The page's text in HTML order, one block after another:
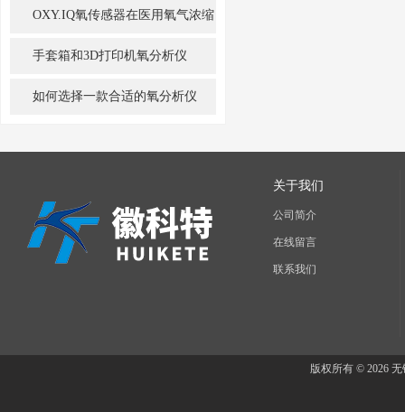
的微量氧传感器该怎么办？
OXY.IQ氧传感器在医用氧气浓缩
机中的作用
手套箱和3D打印机氧分析仪
OMD507
如何选择一款合适的氧分析仪
关于我们
公司简介
在线留言
联系我们
版权所有 © 2026